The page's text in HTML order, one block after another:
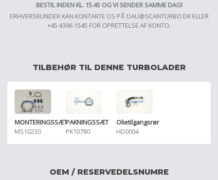
BESTIL INDEN KL. 15.45 OG VI SENDER SAMME DAG!
ERHVERSKUNDER KAN KONTAKTE OS PÅ DAU@SCANTURBO.DKELLER
+45 4396 1545 FOR OPRETTELSE AF KONTO.
TILBEHØR TIL DENNE TURBOLADER
MONTERINGSSÆT
MS10230
PAKNINGSSÆT
PK10780
Olietilgangsrør
HD0004
OEM / RESERVEDELSNUMRE